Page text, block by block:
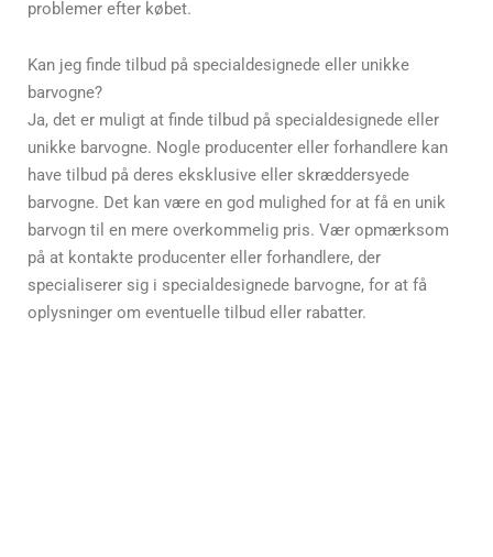
problemer efter købet.
Kan jeg finde tilbud på specialdesignede eller unikke
barvogne?
Ja, det er muligt at finde tilbud på specialdesignede eller
unikke barvogne. Nogle producenter eller forhandlere kan
have tilbud på deres eksklusive eller skræddersyede
barvogne. Det kan være en god mulighed for at få en unik
barvogn til en mere overkommelig pris. Vær opmærksom
på at kontakte producenter eller forhandlere, der
specialiserer sig i specialdesignede barvogne, for at få
oplysninger om eventuelle tilbud eller rabatter.